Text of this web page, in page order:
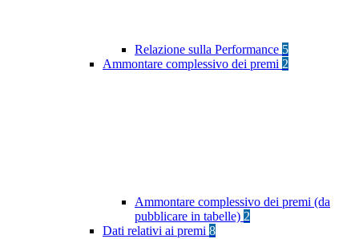
Relazione sulla Performance 5
Ammontare complessivo dei premi 2
Ammontare complessivo dei premi (da
pubblicare in tabelle) 2
Dati relativi ai premi 8